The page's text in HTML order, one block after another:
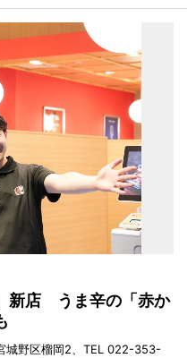
新店 うま辛の「赤か
城野区榴岡2、TEL 022-353-